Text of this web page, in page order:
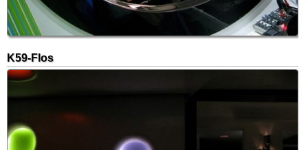
K59-Flos